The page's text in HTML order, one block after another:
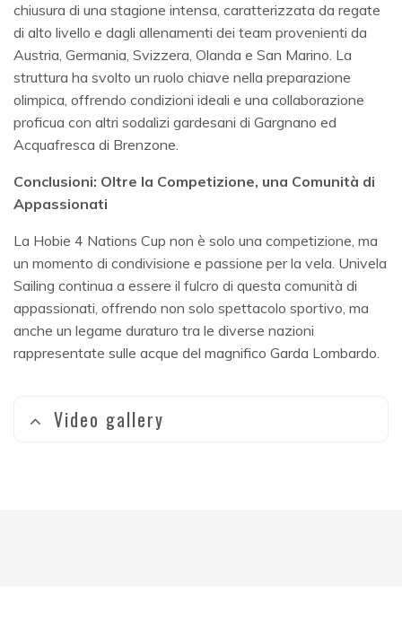
chiusura di una stagione intensa, caratterizzata da regate
di alto livello e dagli allenamenti dei team provenienti da
Austria, Germania, Svizzera, Olanda e San Marino. La
struttura ha svolto un ruolo chiave nella preparazione
olimpica, offrendo condizioni ideali e una collaborazione
proficua con altri sodalizi gardesani di Gargnano ed
Acquafresca di Brenzone.
Conclusioni: Oltre la Competizione, una Comunità di
Appassionati
La Hobie 4 Nations Cup non è solo una competizione, ma
un momento di condivisione e passione per la vela. Univela
Sailing continua a essere il fulcro di questa comunità di
appassionati, offrendo non solo spettacolo sportivo, ma
anche un legame duraturo tra le diverse nazioni
rappresentate sulle acque del magnifico Garda Lombardo.
Video gallery